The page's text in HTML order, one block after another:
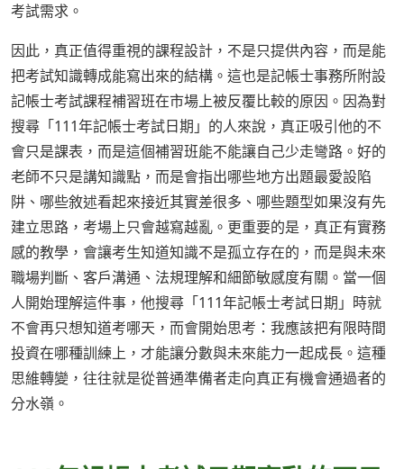
考試需求。
因此，真正值得重視的課程設計，不是只提供內容，而是能
把考試知識轉成能寫出來的結構。這也是記帳士事務所附設
記帳士考試課程補習班在市場上被反覆比較的原因。因為對
搜尋「111年記帳士考試日期」的人來說，真正吸引他的不
會只是課表，而是這個補習班能不能讓自己少走彎路。好的
老師不只是講知識點，而是會指出哪些地方出題最愛設陷
阱、哪些敘述看起來接近其實差很多、哪些題型如果沒有先
建立思路，考場上只會越寫越亂。更重要的是，真正有實務
感的教學，會讓考生知道知識不是孤立存在的，而是與未來
職場判斷、客戶溝通、法規理解和細節敏感度有關。當一個
人開始理解這件事，他搜尋「111年記帳士考試日期」時就
不會再只想知道考哪天，而會開始思考：我應該把有限時間
投資在哪種訓練上，才能讓分數與未來能力一起成長。這種
思維轉變，往往就是從普通準備者走向真正有機會通過者的
分水嶺。